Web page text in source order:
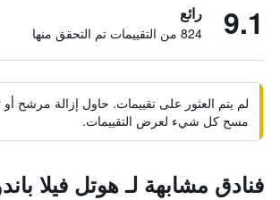
9.1 رائع
824 من التقييمات تم التحقق منها
لم يتم العثور على تقييمات. حاول إزالة مرشح أو
مسح كل شيء لعرض التقييمات.
فنادق مشابهة لـ هوتل فيلا